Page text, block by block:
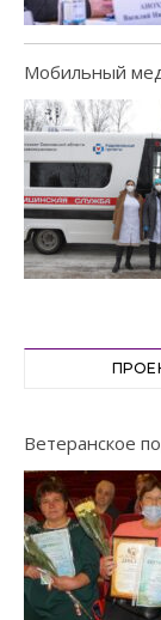
Мобильный
Ветеранское